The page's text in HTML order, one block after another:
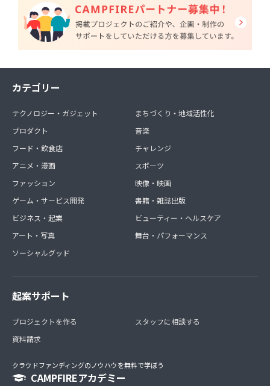
カテゴリー
テクノロジー・ガジェット
プロダクト
フード・飲食店
アニメ・漫画
ファッション
ゲーム・サービス開発
ビジネス・起業
アート・写真
ソーシャルグッド
まちづくり・地域活性化
音楽
チャレンジ
スポーツ
映像・映画
書籍・雑誌出版
ビューティー・ヘルスケア
舞台・パフォーマンス
起案サポート
プロジェクトを作る
資料請求
スタッフに相談する
クラウドファンディングのノウハウを無料で学ぼう
CAMPFIREアカデミー